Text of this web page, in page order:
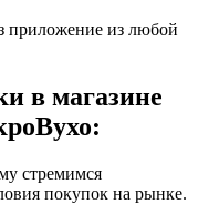
приложение из любой
в магазине
стремимся
покупок на рынке.